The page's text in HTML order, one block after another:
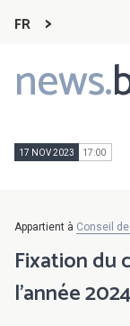
FR
news.
Main
navigation
17 NOV 2023 17:00
Appartient à Conseil
Fixation du
l'année